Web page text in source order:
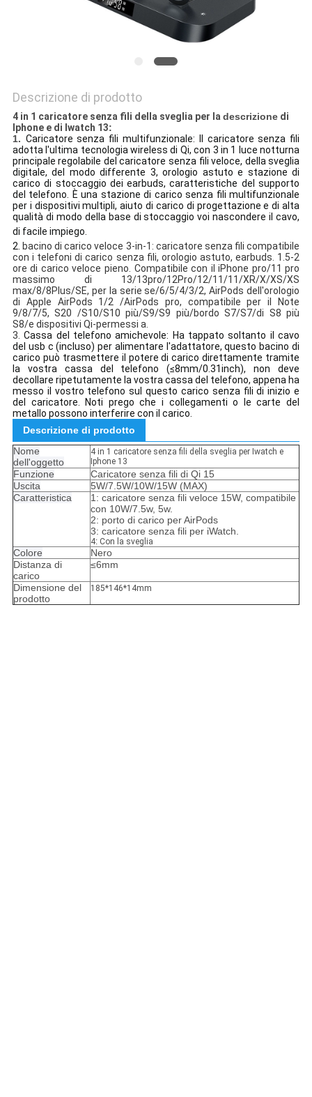
Descrizione di prodotto
4 in 1 caricatore senza fili della sveglia per ladescrizionedi
Iphone e di Iwatch 13:
1. Caricatore senza fili multifunzionale: Il caricatore senza fili
adotta l'ultima tecnologia wireless di Qi, con 3 in 1 luce notturna
principale regolabile del caricatore senza fili veloce, della sveglia
digitale, del modo differente 3, orologio astuto e stazione di
carico di stoccaggio dei earbuds, caratteristiche del supporto
del telefono. È una stazione di carico senza fili multifunzionale
per i dispositivi multipli, aiuto di carico di progettazione e di alta
qualità di modo della base di stoccaggio voi nascondere il cavo,
di facile impiego.
2. bacino di carico veloce 3-in-1: caricatore senza fili compatibile
con i telefoni di carico senza fili, orologio astuto, earbuds. 1.5-2
ore di carico veloce pieno. Compatibile con il iPhone pro/11 pro
massimo di 13/13pro/12Pro/12/11/11/XR/X/XS/XS
max/8/8Plus/SE, per la serie se/6/5/4/3/2, AirPods dell'orologio
di Apple AirPods 1/2 /AirPods pro, compatibile per il Note
9/8/7/5, S20 /S10/S10 più/S9/S9 più/bordo S7/S7/di S8 più
S8/e dispositivi Qi-permessi a.
3.Cassa del telefono amichevole: Ha tappato soltanto il cavo
del usb c (incluso) per alimentare l'adattatore, questo bacino di
carico può trasmettere il potere di carico direttamente tramite
la vostra cassa del telefono (≤8mm/0.31inch), non deve
decollare ripetutamente la vostra cassa del telefono, appena ha
messo il vostro telefono sul questo carico senza fili di inizio e
del caricatore. Noti prego che i collegamenti o le carte del
metallo possono interferire con il carico.
Descrizione di prodotto
Nome
dell'oggetto
4 in 1 caricatore senza fili della sveglia per Iwatch e
Iphone 13
Funzione
Caricatore senza fili di Qi 15
Uscita
5W/7.5W/10W/15W (MAX)
Caratteristica
1: caricatore senza fili veloce 15W, compatibile
con 10W/7.5w, 5w.
2: porto di carico per AirPods
3: caricatore senza fili per iWatch.
4: Con la sveglia
Colore
Nero
Distanza di
carico
≤6mm
Dimensione del
prodotto
185*146*14mm